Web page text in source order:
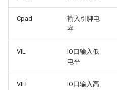
Cpad
输入引脚电
容
VIL
IO口输入低
电平
VIH
IO口输入高